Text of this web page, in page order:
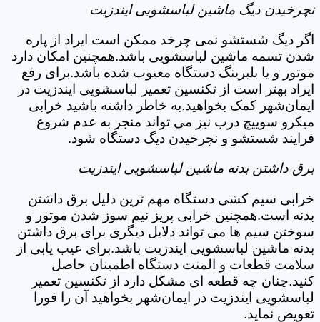
نچرخیدن دیگ ماشین لباسشویی ایندزیت
اگر دیگ شستشو نمی چرخد ممکن است ایراد از پاره
شدن تسمه ماشین لباسشویی باشد.همچنین امکان دارد
موتور و یا بلبرینگ دستگاه معیوب شده باشد.برای رفع
ایراد بهتر است از تکنسین تعمیر لباسشویی ایندزیت در
ایمان‌شهر کمک بخواهید.به خاطر داشته باشید خرابی
میکرو سوییچ درب نیز می تواند منجر به عدم شروع
فرایند شستشو و نچرخیدن دیگ دستگاه شود.
برق داشتن بدنه ماشین لباسشویی ایندزیت
خرابی سیم کشی دستگاه مهم ترین دلیل برق داشتن
بدنه است.همچنین خرابی پریز نیم سوز شدن موتور و
سوختن سیم ها می تواند دلایل دیگری برای برق داشتن
بدنه ماشین لباسشویی ایندزیت باشد.برای عیب یابی از
سلامت قطعات و المنت دستگاه اطمینان حاصل
کنید.چنان چه قطعه ای مشکل دارد از تکنسین تعمیر
لباسشویی ایندزیت در ایمان‌شهر بخواهید آن را فورا
تعویض نماید.